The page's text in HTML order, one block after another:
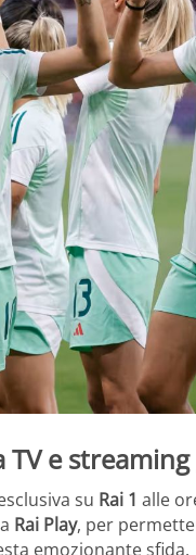
e
su Rai 1 alle
Rai Play, per
emozionante sfida.